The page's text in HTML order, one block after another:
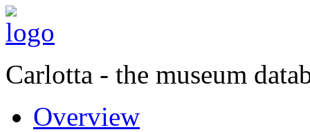
Carlotta - the museum
Overview